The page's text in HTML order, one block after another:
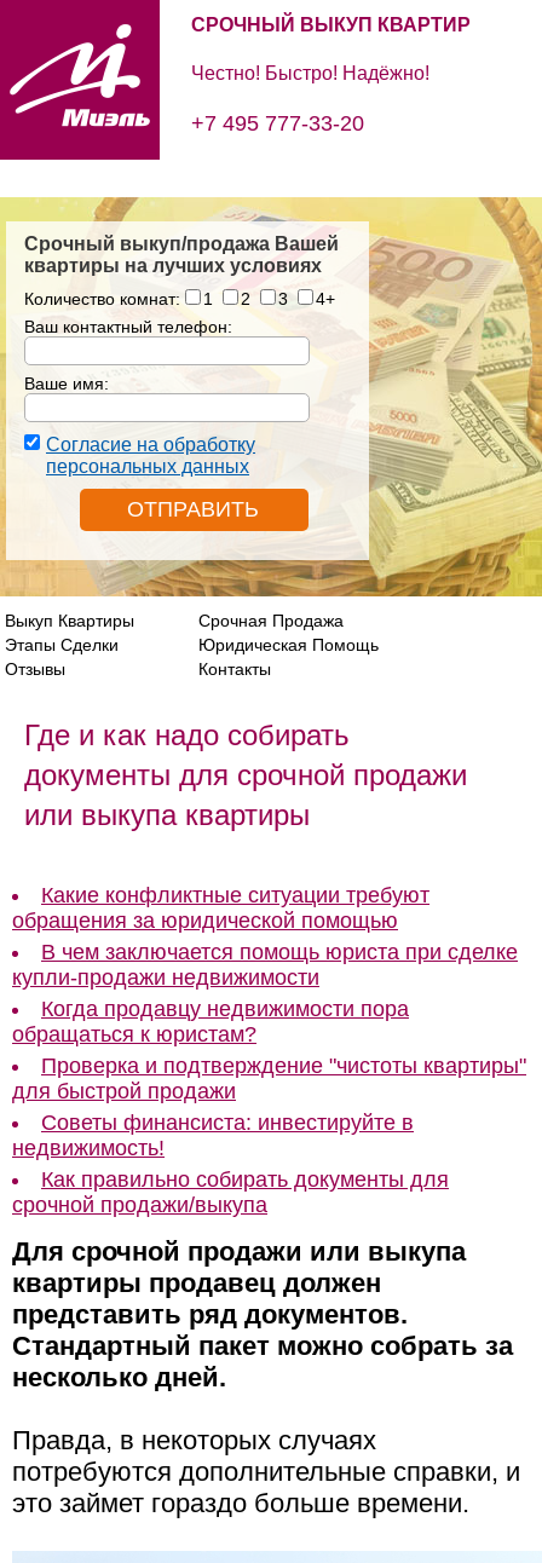
+7 495 777-33-20
СРОЧНЫЙ ВЫКУП КВАРТИР
Честно! Быстро! Надёжно!
Срочный выкуп/продажа Вашей
квартиры на лучших условиях
Количество комнат: 1 2 3
4+
Ваш контактный телефон:
Ваше имя:
Согласие на обработку
персональных данных
Выкуп Квартиры
Срочная Продажа
Этапы Сделки
Юридическая Помощь
Отзывы
Контакты
Где и как надо собирать
документы для срочной продажи
или выкупа квартиры
Какие конфликтные ситуации требуют
обращения за юридической помощью
В чем заключается помощь юриста при сделке
купли-продажи недвижимости
Когда продавцу недвижимости пора
обращаться к юристам?
Проверка и подтверждение "чистоты квартиры"
для быстрой продажи
Советы финансиста: инвестируйте в
недвижимость!
Как правильно собирать документы для
срочной продажи/выкупа
Для срочной продажи или выкупа
квартиры продавец должен
представить ряд документов.
Стандартный пакет можно собрать за
несколько дней.
Правда, в некоторых случаях
потребуются дополнительные справки, и
это займет гораздо больше времени.